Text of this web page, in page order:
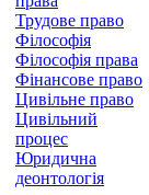
Трудове право
Філософія
Філософія права
Фінансове право
Цивільне право
Цивільний
процес
Юридична
деонтологія